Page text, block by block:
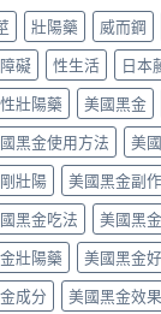
壯陽藥 威而鋼
礙 性生活 日本
壯陽藥 美國黑金
黑金使用方法
美
壯陽 美國黑金副
黑金吃法
美國黑
壯陽藥 美國黑金
成分 美國黑金效果